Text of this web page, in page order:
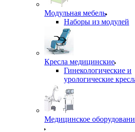
Модульная мебель
Наборы из модулей
Кресла медицинские
Гинекологические и
урологические
Медицинское